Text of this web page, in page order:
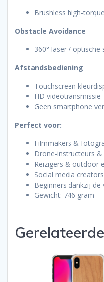
Brushless high-
Obstacle Avoidance
360° laser / optische
Afstandsbediening
Touchscreen
HD videotransmissie
Geen smartphone
Perfect voor:
Filmmakers &
Drone-instructeurs
Reizigers & outdoor
Social media
Beginners dankzij
Gewicht: 746 gram